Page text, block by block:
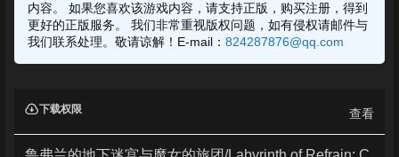
内容。 如果您喜欢该游戏内容，请支持正版，购买注册，得到
更好的正版服务。 我们非常重视版权问题，如有侵权请邮件与
我们联系处理。敬请谅解！E-mail： 824287876@qq.com
下载权限 查看